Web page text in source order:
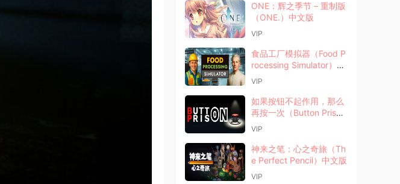
ONE：辉之季节 – 重制版
（ONE.）中文版
VIP
食品工厂模拟器（Food P
rocessing Simulator）中
文版
VIP
如果按钮不起作用，那么
再按一次（Button Priso
n）中文版
VIP
神来之笔：心之奇旅（Th
e Perfect Pencil）中文版
VIP